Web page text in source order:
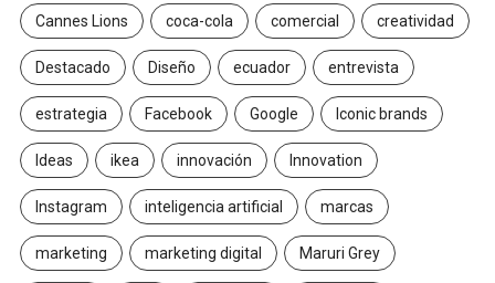
Cannes Lions coca-cola comercial creatividad
Destacado Diseño ecuador entrevista
estrategia Facebook Google Iconic brands
Ideas ikea innovación Innovation
Instagram inteligencia artificial marcas
marketing marketing digital Maruri Grey